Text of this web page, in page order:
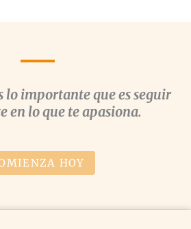
lo importante que es seguir
en lo que te apasiona.
HOY